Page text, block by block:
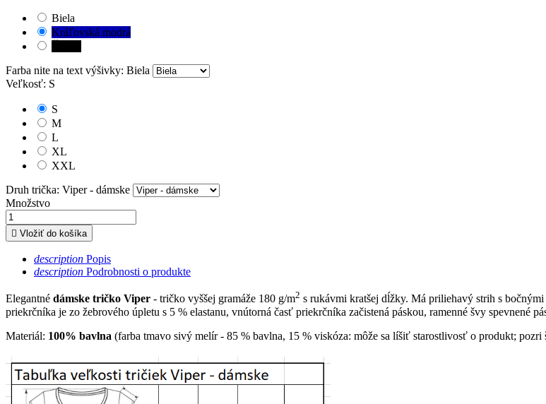
Biela
Kráľovská modrá
Farba nite na text výšivky: Biela
Veľkosť: S
S
M
L
XL
XXL
Druh trička: Viper - dámske
Množstvo
 Vložiť do košíka
description Popis
description Podrobnosti o produkte
Elegantné dámske tričko Viper - tričko vyššej gramáže 180 g/m2 s rukávmi kratšej dĺžky. Má priliehavý strih s
priekrčníka je zo žebrového úpletu s 5 % elastanu, vnútorná časť priekrčníka začistená páskou, ramenné švy spevnené
Materiál: 100% bavlna (farba tmavo sivý melír - 85 % bavlna, 15 % viskóza: môže sa líšiť starostlivosť o produkt; pozri